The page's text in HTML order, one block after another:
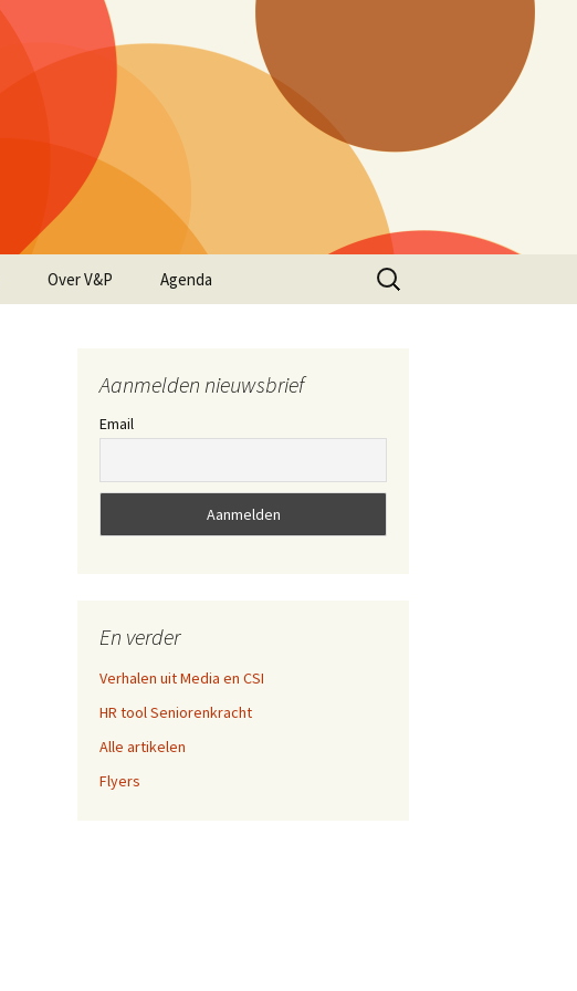
Over V&P Agenda
Zoeken
naar:
Aanmelden nieuwsbrief
Email
En verder
Verhalen uit Media en CSI
HR tool Seniorenkracht
Alle artikelen
Flyers